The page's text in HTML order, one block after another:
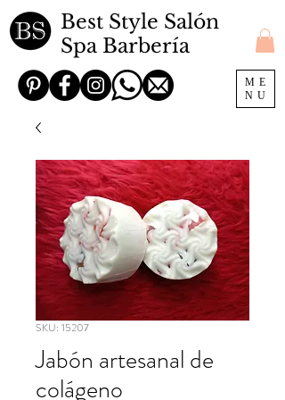
Best Style Salón
Spa Barbería
ME
NU
SKU: 15207
Jabón artesanal de
colágeno